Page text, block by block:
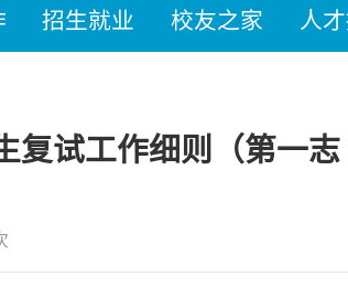
招生就业 校友之家 人
复试工作细则（第一志